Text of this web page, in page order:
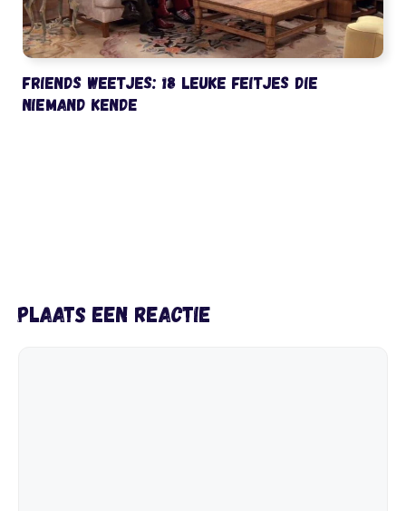
Friends weetjes: 18 leuke feitjes die
niemand kende
Plaats een reactie